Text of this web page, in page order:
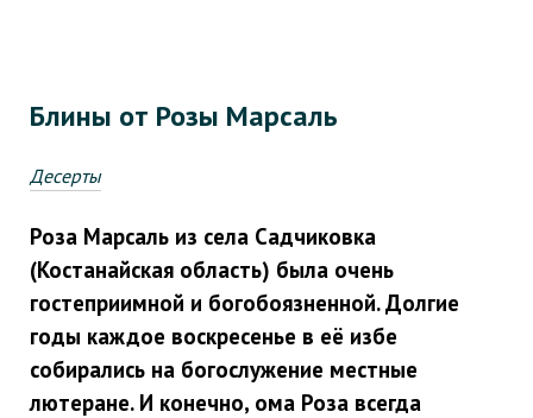
Блины от Розы Марсаль
Десерты
Роза Марсаль из села Садчиковка
(Костанайская область) была очень
гостеприимной и богобоязненной. Долгие
годы каждое воскресенье в её избе
собирались на богослужение местные
лютеране. И конечно, ома Роза всегда